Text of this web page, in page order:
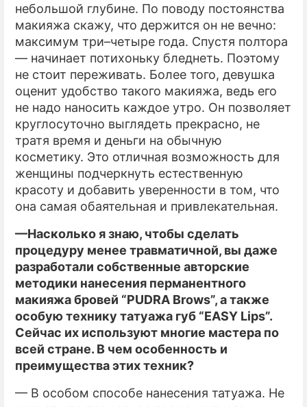
небольшой глубине. По поводу постоянства
макияжа скажу, что держится он не вечно:
максимум три–четыре года. Спустя полтора
— начинает потихоньку бледнеть. Поэтому
не стоит переживать. Более того, девушка
оценит удобство такого макияжа, ведь его
не надо наносить каждое утро. Он позволяет
круглосуточно выглядеть прекрасно, не
тратя время и деньги на обычную
косметику. Это отличная возможность для
женщины подчеркнуть естественную
красоту и добавить уверенности в том, что
она самая обаятельная и привлекательная.
—Насколько я знаю, чтобы сделать
процедуру менее травматичной, вы даже
разработали собственные авторские
методики нанесения перманентного
макияжа бровей “PUDRA Brows”, а также
особую технику татуажа губ “EASY Lips”.
Сейчас их используют многие мастера по
всей стране. В чем особенность и
преимущества этих техник?
— В особом способе нанесения татуажа. Не